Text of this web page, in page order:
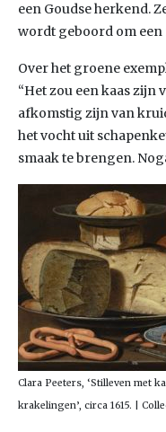
een Goudse herkend.
wordt geboord om een
Over het groene
“Het zou een kaas zijn
afkomstig zijn van
het vocht uit
smaak te brengen.
Clara Peeters, ‘Stilleven met
krakelingen’, circa 1615. |